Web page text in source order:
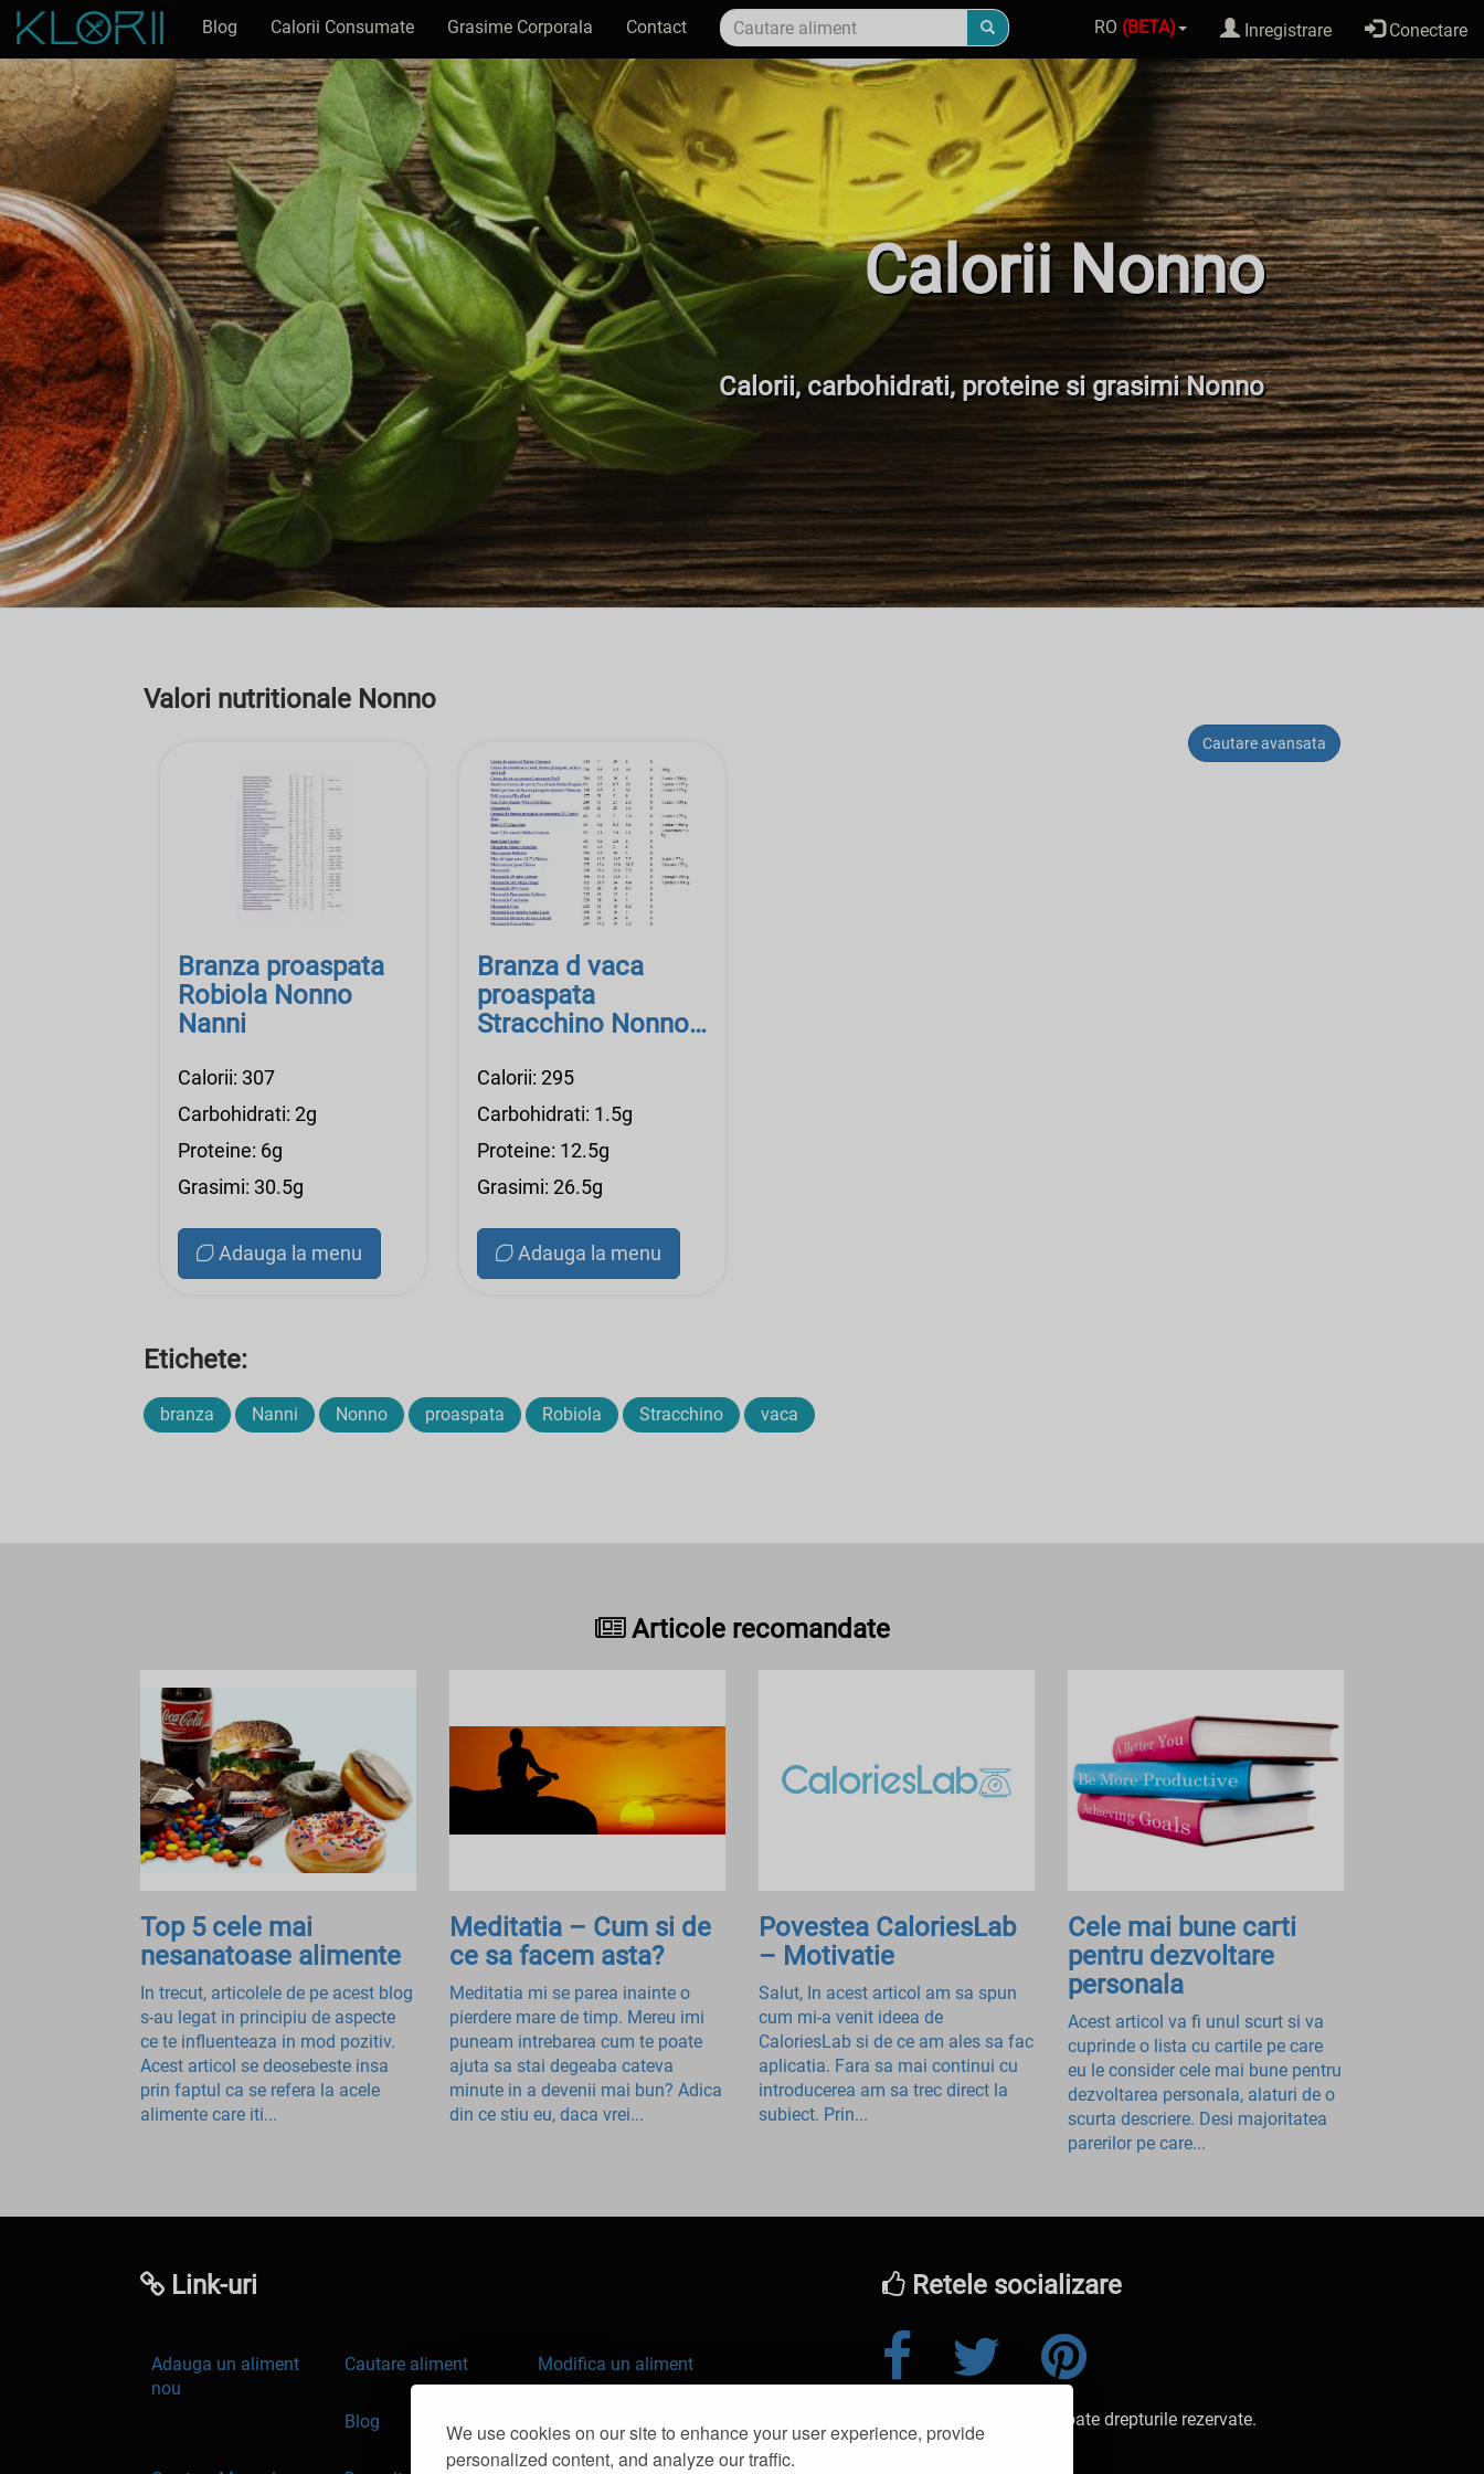
We use cookies on our site to enhance your user experience, provide
personalized content, and analyze our traffic.
Blog Calorii Consumate Grasime Corporala Contact RO (BETA) Inregistrare Conectare
Calorii Nonno
Calorii, carbohidrati, proteine si grasimi Nonno
Valori nutritionale Nonno
Cautare avansata
Branza proaspata
Robiola Nonno
Nanni
Calorii: 307
Carbohidrati: 2g
Proteine: 6g
Grasimi: 30.5g
Adauga la menu
Branza d vaca
proaspata
Stracchino Nonno
Calorii: 295
Carbohidrati: 1.5g
Proteine: 12.5g
Grasimi: 26.5g
Adauga la menu
Etichete:
branza Nanni Nonno proaspata Robiola Stracchino vaca
Articole recomandate
Top 5 cele mai
nesanatoase alimente
In trecut, articolele de pe acest blog
s-au legat in principiu de aspecte
ce te influenteaza in mod pozitiv.
Acest articol se deosebeste insa
prin faptul ca se refera la acele
alimente care iti...
Meditatia – Cum si de
ce sa facem asta?
Meditatia mi se parea inainte o
pierdere mare de timp. Mereu imi
puneam intrebarea cum te poate
ajuta sa stai degeaba cateva
minute in a devenii mai bun? Adica
din ce stiu eu, daca vrei...
Povestea CaloriesLab
– Motivatie
Salut, In acest articol am sa spun
cum mi-a venit ideea de
CaloriesLab si de ce am ales sa fac
aplicatia. Fara sa mai continui cu
introducerea am sa trec direct la
subiect. Prin...
Cele mai bune carti
pentru dezvoltare
personala
Acest articol va fi unul scurt si va
cuprinde o lista cu cartile pe care
eu le consider cele mai bune pentru
dezvoltarea personala, alaturi de o
scurta descriere. Desi majoritatea
parerilor pe care...
Link-uri
Adauga un aliment
nou
Cautare aliment Modifica un aliment
Blog Slabit
Retele socializare
© 2016-2026 klorii.ro. Toate drepturile rezervate.